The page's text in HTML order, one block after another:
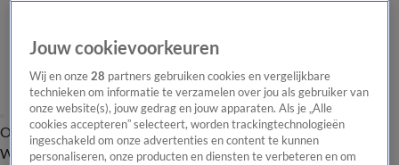
Overzicht Onze programma's Uitzendingen Onze gezichten
In de
WandelgangenInterviewsUitzending
Jouw cookievoorkeuren
Wij en onze28 partners gebruiken cookies en vergelijkbare
technieken om informatie te verzamelen over jou als gebruiker van
onze website(s), jouw gedrag en jouw apparaten. Als je „Alle
cookies accepteren” selecteert, worden trackingtechnologieën
ingeschakeld om onze advertenties en content te kunnen
personaliseren, onze producten en diensten te verbeteren en om